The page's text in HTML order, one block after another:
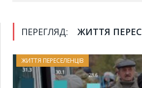
ПЕРЕГЛЯД: ЖИТТЯ
ЖИТТЯ ПЕРЕСЕЛЕНЦІВ